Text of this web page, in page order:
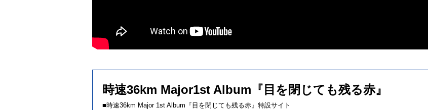
時速36km Major1st Album『目を閉じても残る赤』
■時速36km Major 1st Album『目を閉じても残る赤』特設サイト